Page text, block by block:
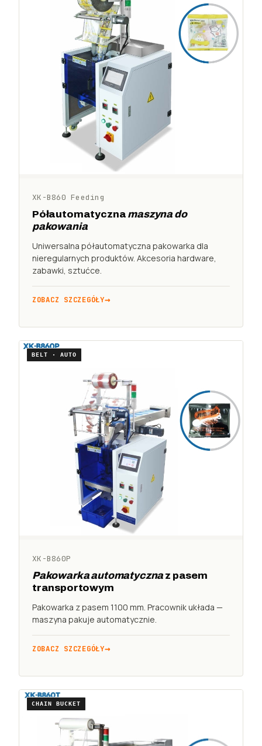
XK-B860 Feeding
Półautomatyczna maszyna do
pakowania
Uniwersalna półautomatyczna pakowarka dla
nieregularnych produktów. Akcesoria hardware,
zabawki, sztućce.
ZOBACZ SZCZEGÓŁY
BELT · AUTO
XK-B860P
Pakowarka automatyczna z pasem
transportowym
Pakowarka z pasem 1100 mm. Pracownik układa —
maszyna pakuje automatycznie.
ZOBACZ SZCZEGÓŁY
CHAIN BUCKET